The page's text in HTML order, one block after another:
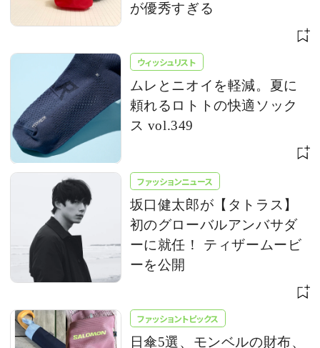
が優秀すぎる
ウィッシュリスト
ムレとニオイを軽減。夏に
頼れるロトトの快適ソック
ス vol.349
ファッションニュース
坂口健太郎が【タトラス】
初のグローバルアンバサダ
ーに就任！ ティザームービ
ーを公開
ファッショントピックス
日傘5選、モンベルの財布、